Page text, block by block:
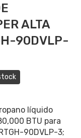
ALTA
90DVLP-
líquido
BTU para
90DVLP-3;